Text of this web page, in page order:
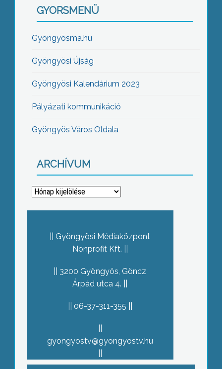
GYORSMENÜ
Gyöngyösma.hu
Gyöngyösi Újság
Gyöngyösi Kalendárium 2023
Pályázati kommunikáció
Gyöngyös Város Oldala
ARCHÍVUM
Archívum
Gyöngyösi Médiaközpont
Nonprofit Kft.
3200 Gyöngyös, Göncz
Árpád utca 4.
06-37-311-355
gyongyostv@gyongyostv.hu